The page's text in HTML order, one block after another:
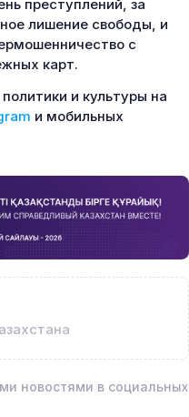
преступлений, за
лишение свободы, и
с
карт.
и культуры на
и мобильных
новостями в социальных